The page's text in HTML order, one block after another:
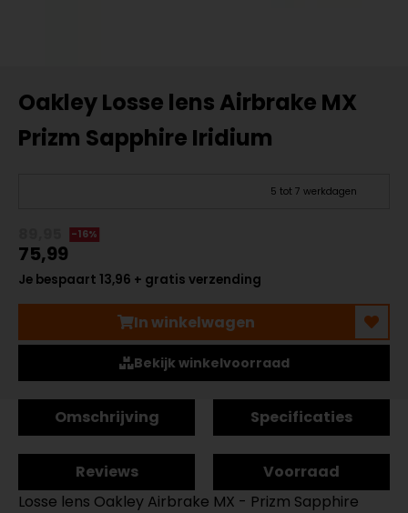
Oakley Losse lens Airbrake MX
Prizm Sapphire Iridium
5 tot 7 werkdagen
-16%
75,99
Je bespaart 13,96 + gratis verzending
In winkelwagen
Bekijk winkelvoorraad
Omschrijving Specificaties
Reviews
Voorraad
Losse lens Oakley Airbrake MX - Prizm Sapphire